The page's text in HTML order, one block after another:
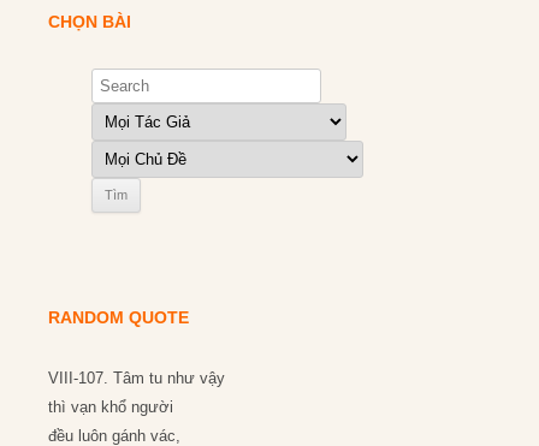
CHỌN BÀI
RANDOM QUOTE
VIII-107. Tâm tu như vậy
thì vạn khổ người
đều luôn gánh vác,